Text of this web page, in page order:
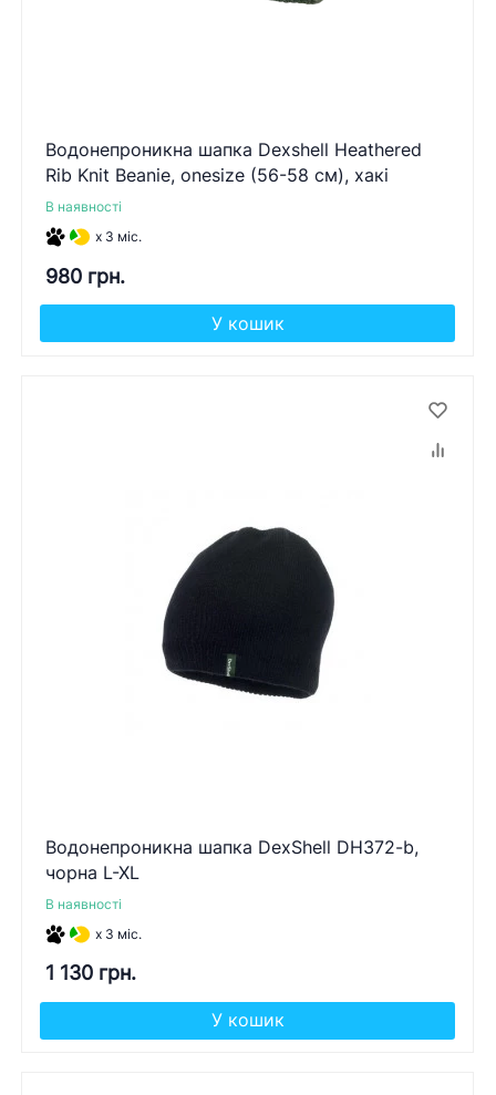
Водонепроникна шапка Dexshell Heathered
Rib Knit Beanie, onesize (56-58 см), хакі
В наявності
x 3 міс.
980 грн.
У кошик
Водонепроникна шапка DexShell DH372-b,
чорна L-XL
В наявності
x 3 міс.
1 130 грн.
У кошик